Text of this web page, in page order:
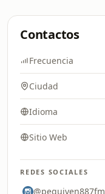
Contactos
Frecuencia
Ciudad
Idioma
Sitio Web
REDES SOCIALES
@pequiven887fm